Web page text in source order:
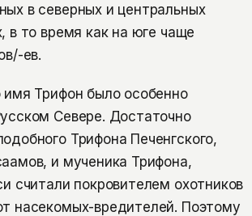
в северных и центральных
в то время как на юге чаще
ев.
имя Трифон было особенно
Севере. Достаточно
Трифона Печенгского,
и мученика Трифона,
считали покровителем охотников
насекомых-вредителей. Поэтому